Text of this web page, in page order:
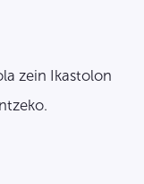
zein Ikastolon